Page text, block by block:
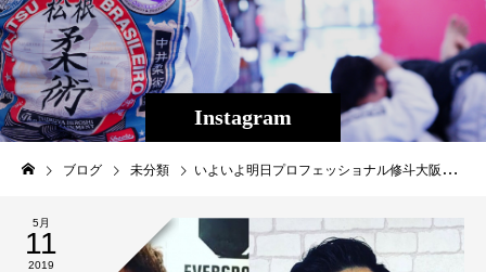
Instagram
ブログ 未分類 いよいよ明日プロフェッショナル修斗大阪大会！ Theパラエストラ沖縄メインインストラクター2017年度修斗ストロー級新人王、旭那拳が出場します！ 皆様応援よろしくお願い致します！ 以下主催者より↓ BORDER-season11-「The2nd」！ メインとセミに出場する選手の直前インタビューです！ 是非、ご覧ください。 [第7試合ストロー級5分3R] オニボウズ（総合格闘技道場ゴンズジム）フライ級世界5位 Versus 旭那拳（パラエストラ沖縄）2017年ストロー級新人王 オニボウズ「生き物として強い選手と戦ってみたかったから！」 ―――今回より階級を元のストロー級に戻しての出場となりますが、何か階級を下げる理由やきっかけのようなものがあったのでしょうか？ オニボウズ「フライ級に上げたのは海外の大きい団体に出て、国内外問わずに技術はもちろん、生き物として強い選手と戦ってみたかったから。ストロー級に戻したのは、ストロー級でもそれを目指せる団体があったからです。」 ―――今回久しぶりのストロー級での試合となりますが、コンディションの方はいかがでしょうか？ オニボウズ「正直、久しぶりにストロー級に落としての初戦なので試合当日に動いてみないことには分からない部分がありますが、昔ストロー級でやってた頃より減量が上手くなったように感じるので、昔みたいに体力を気にしながら試合しなくてもいいかなと。昔は無茶な方法で減量してたんで、試合中に体力切れるのが怖くて仕方なかったです。」 ―――ストロー級のランカーの中で意識する選手や闘ってみたい選手はいますか？ オニボウズ「猿丸ジュンジ選手です。今まで試合してきた中で一番面白かったし、同い年で、強くて、昔からトップにいる選手なので。」 ―――最後に御来場頂くファンの皆様に一言 オニボウズ「去年大きな大会に出場させていただいてからは、普段の試合から勝ちにいく、じゃなくて、試合を終わらせにいく動きをしていこうと考えるようになりました。ファンの方々から観て退屈な試合は絶対にしませんし、させません。楽しみにしておいてください！」 旭那拳「“令和”を生きるシューター達の熱い真剣勝負を楽しみにしてて下さい」 ―――旭那選手のリングネームの由来について教えてください 旭那「出身である北海道旭川市の「旭」とマイホームである那覇市の「那」を繋げて旭那です。」 ―――旭那選手と言えば、勝つ試合も負けた試合も全てが1本かKOによるものですが、試合に対して何か意識していることや心構えのようなものは御座いますでしょうか？ 旭那「全ての試合に対して、自分の100パーセントの力を出し切る事だけ考えています。」 ―――対戦相手のオニボウズ選手に対してどのような印象をお持ちでしょうか？ 旭那「ストライカーでアグレッシブな試合をするイメージです」 ―――最後に御来場頂くファンの皆様に一言 旭那「この度は会場まで足を運んで頂き、ありがとうございます。 「令和」を生きるシューター達の熱い真剣勝負を楽しみにしてて下さい！」 以上、セミに出場する両選手の直前インタビューでした！ 今週日曜日は是非、コミュニティプラザ平野へ！ ［大会名］BORDER-season11-「The2nd」 ［日 時］2019年5月12日（日） 12：30開場／13：00開始予定 ［会 場］大阪市平野区／コミュニティプラザ平野 ［主 催］T.K.プロモーション ［認 定］ISC ［協 賛］紫染屋 ［チケット価格］ SRS席：8,000円 RS席：6,000円 S席：5,000円 ［チケット発売開始日］発売中 ［チケット販売所］ TKプロモーション TEL:06-7892-6868 各出場ジム ［お問い合わせ］T.K.プロモーション TEL：06-7892-6868 #shooto0512 #旭那拳 #パラエストラ #沖縄 #那覇 #与儀 #MMA #shooto #コザ #総合格闘技 #修斗 #キックボクシング #柔術 #jiujitsu #ダイエット
5月
11
2019